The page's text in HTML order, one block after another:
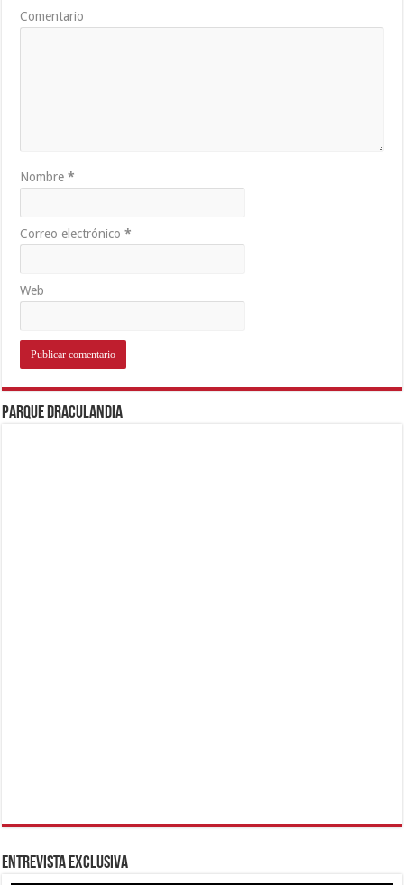
Comentario
Nombre*
Correo electrónico*
Web
Parque Draculandia
Entrevista Exclusiva